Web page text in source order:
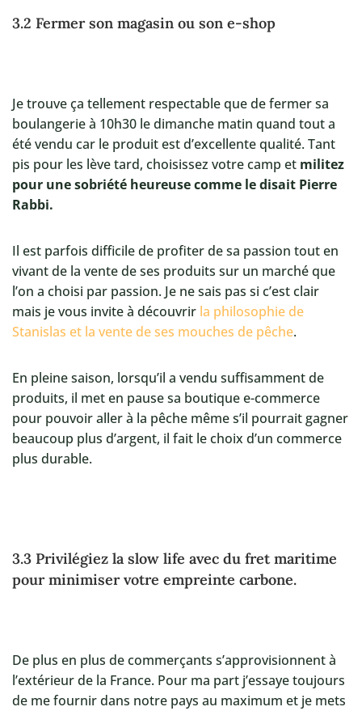
3.2 Fermer son magasin ou son e-shop
Je trouve ça tellement respectable que de fermer sa
boulangerie à 10h30 le dimanche matin quand tout a
été vendu car le produit est d’excellente qualité. Tant
pis pour les lève tard, choisissez votre camp et militez
pour une sobriété heureuse comme le disait Pierre
Rabbi.
Il est parfois difficile de profiter de sa passion tout en
vivant de la vente de ses produits sur un marché que
l’on a choisi par passion. Je ne sais pas si c’est clair
mais je vous invite à découvrir la philosophie de
Stanislas et la vente de ses mouches de pêche.
En pleine saison, lorsqu’il a vendu suffisamment de
produits, il met en pause sa boutique e-commerce
pour pouvoir aller à la pêche même s’il pourrait gagner
beaucoup plus d’argent, il fait le choix d’un commerce
plus durable.
3.3 Privilégiez la slow life avec du fret maritime
pour minimiser votre empreinte carbone.
De plus en plus de commerçants s’approvisionnent à
l’extérieur de la France. Pour ma part j’essaye toujours
de me fournir dans notre pays au maximum et je mets